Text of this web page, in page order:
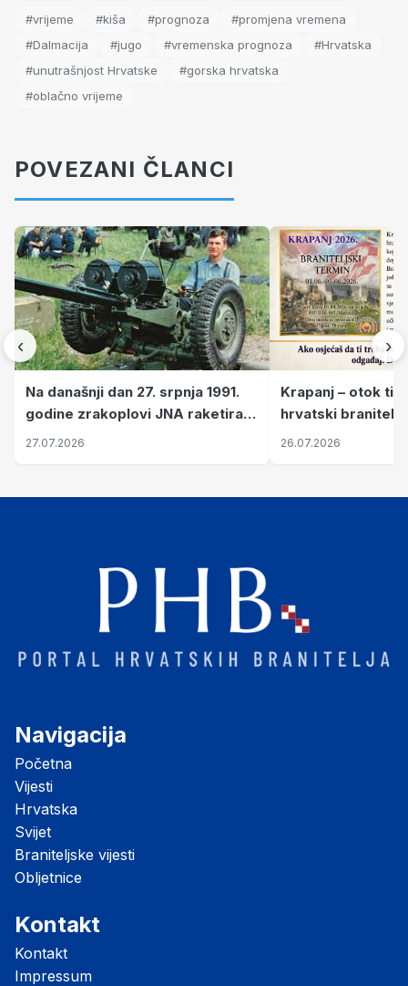
#vrijeme #kiša #prognoza
#promjena vremena
#Dalmacija
#jugo #vremenska prognoza
#Hrvatska
#unutrašnjost Hrvatske
#gorska hrvatska
#oblačno vrijeme
POVEZANI ČLANCI
‹
Na današnji dan 27. srpnja 1991.
godine zrakoplovi JNA raketirali
su vojarnu i obučni centar "Nikola
27.07.2026
Krapanj – otok
hrvatski branitelji
pronalaze mir
26.07.2026
›
Navigacija
Početna
Vijesti
Hrvatska
Svijet
Braniteljske vijesti
Obljetnice
Kontakt
Kontakt
Impressum